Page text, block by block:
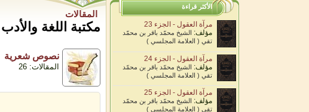
المقالات
مكتبة اللغة والأدب
نصوص شعرية
المقالات: 26
الأكثر قراءة
مرآة العقول - الجزء 23
مؤلف: الشيخ محمّد باقر بن محمّد
تقي ( العلامة المجلسي )
مرآة العقول - الجزء 24
مؤلف: الشيخ محمّد باقر بن محمّد
تقي ( العلامة المجلسي )
مرآة العقول - الجزء 25
مؤلف: الشيخ محمّد باقر بن محمّد
تقي ( العلامة المجلسي )